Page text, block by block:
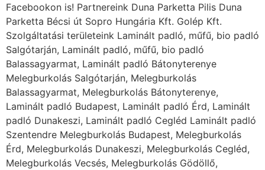
Facebookon is! Partnereink Duna Parketta Pilis Duna
Parketta Bécsi út Sopro Hungária Kft. Golép Kft.
Szolgáltatási területeink Laminált padló, műfű, bio padló
Salgótarján, Laminált padló, műfű, bio padló
Balassagyarmat, Laminált padló Bátonyterenye
Melegburkolás Salgótarján, Melegburkolás
Balassagyarmat, Melegburkolás Bátonyterenye,
Laminált padló Budapest, Laminált padló Érd, Laminált
padló Dunakeszi, Laminált padló Cegléd Laminált padló
Szentendre Melegburkolás Budapest, Melegburkolás
Érd, Melegburkolás Dunakeszi, Melegburkolás Cegléd,
Melegburkolás Vecsés, Melegburkolás Gödöllő,